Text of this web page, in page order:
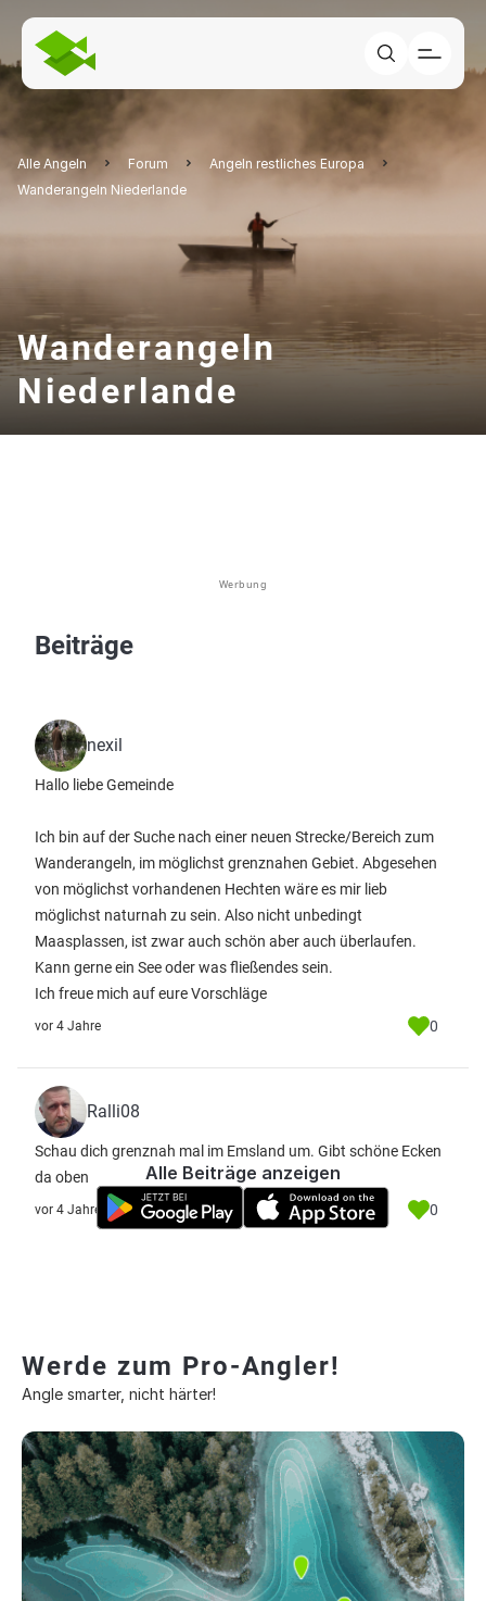
Alle Angeln Forum
Angeln restliches Europa
Wanderangeln Niederlande
Wanderangeln
Niederlande
Werbung
Beiträge
nexil
Hallo liebe Gemeinde
Ich bin auf der Suche nach einer neuen Strecke/Bereich zum
Wanderangeln, im möglichst grenznahen Gebiet. Abgesehen
von möglichst vorhandenen Hechten wäre es mir lieb
möglichst naturnah zu sein. Also nicht unbedingt
Maasplassen, ist zwar auch schön aber auch überlaufen.
Kann gerne ein See oder was fließendes sein.
Ich freue mich auf eure Vorschläge
vor 4 Jahre 0
Ralli08
Schau dich grenznah mal im Emsland um. Gibt schöne Ecken
da oben
vor 4 Jahre 0
Alle Beiträge anzeigen
Werde zum Pro-Angler!
Angle smarter, nicht härter!